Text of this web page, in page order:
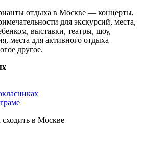
отдыха в Москве — концерты,
для экскурсий, места,
выставки, театры, шоу,
места для активного отдыха
другое.
в Москве